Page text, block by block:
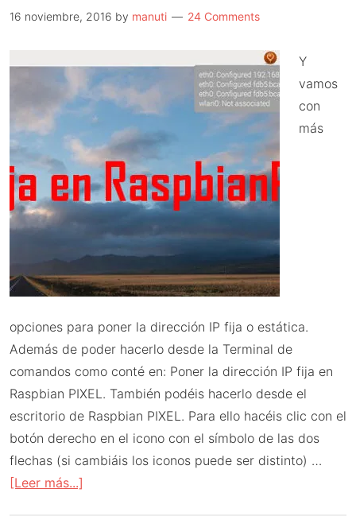
unidades
red
16 noviembre, 2016 by manuti 24 Comments
Y
vamos
con
más
opciones para poner la dirección IP fija o estática.
Además de poder hacerlo desde la Terminal de
comandos como conté en: Poner la dirección IP fija en
Raspbian PIXEL. También podéis hacerlo desde el
escritorio de Raspbian PIXEL. Para ello hacéis clic con el
botón derecho en el icono con el símbolo de las dos
flechas (si cambiáis los iconos puede ser distinto) …
[Leer más...]